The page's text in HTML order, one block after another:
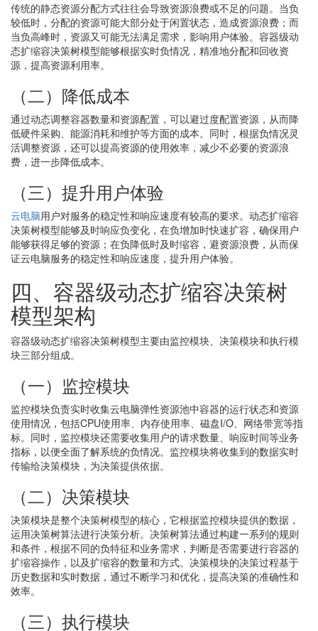
传统的静态资源分配方式往往会导致资源浪费或不足的问题。当负
较低时，分配的资源可能大部分处于闲置状态，造成资源浪费；而
当负高峰时，资源又可能无法满足需求，影响用户体验。容器级动
态扩缩容决策树模型能够根据实时负情况，精准地分配和回收资
源，提高资源利用率。
（二）降低成本
通过动态调整容器数量和资源配置，可以避过度配置资源，从而降
低硬件采购、能源消耗和维护等方面的成本。同时，根据负情况灵
活调整资源，还可以提高资源的使用效率，减少不必要的资源浪
费，进一步降低成本。
（三）提升用户体验
云电脑用户对服务的稳定性和响应速度有较高的要求。动态扩缩容
决策树模型能够及时响应负变化，在负增加时快速扩容，确保用户
能够获得足够的资源；在负降低时及时缩容，避资源浪费，从而保
证云电脑服务的稳定性和响应速度，提升用户体验。
四、容器级动态扩缩容决策树
模型架构
容器级动态扩缩容决策树模型主要由监控模块、决策模块和执行模
块三部分组成。
（一）监控模块
监控模块负责实时收集云电脑弹性资源池中容器的运行状态和资源
使用情况，包括CPU使用率、内存使用率、磁盘I/O、网络带宽等指
标。同时，监控模块还需要收集用户的请求数量、响应时间等业务
指标，以便全面了解系统的负情况。监控模块将收集到的数据实时
传输给决策模块，为决策提供依据。
（二）决策模块
决策模块是整个决策树模型的核心，它根据监控模块提供的数据，
运用决策树算法进行决策分析。决策树算法通过构建一系列的规则
和条件，根据不同的负特征和业务需求，判断是否需要进行容器的
扩缩容操作，以及扩缩容的数量和方式。决策模块的决策过程基于
历史数据和实时数据，通过不断学习和优化，提高决策的准确性和
效率。
（三）执行模块